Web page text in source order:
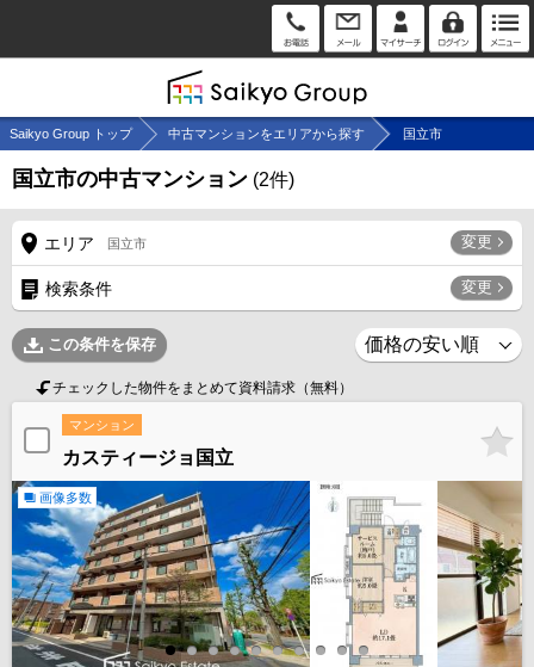
Saikyo Group トップ 中古マンションをエリアから探す 国立市
国立市の中古マンション (2件)
エリア 国立市 変更
検索条件 変更
この条件を保存
チェックした物件をまとめて資料請求（無料）
マンション
カスティージョ国立
画像多数